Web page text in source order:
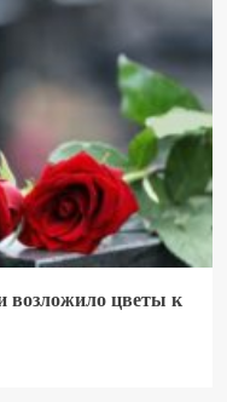
возложило цветы к